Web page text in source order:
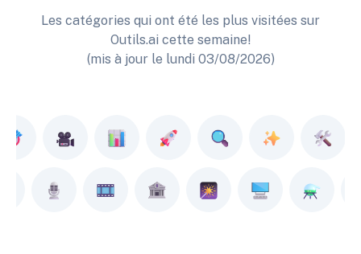
Les catégories qui ont été les plus visitées sur
Outils.ai cette semaine!
(mis à jour le lundi 03/08/2026)